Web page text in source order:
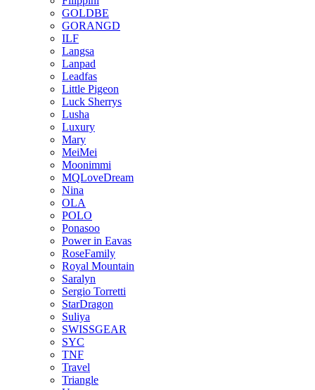
GOLDBE
GORANGD
ILF
Langsa
Lanpad
Leadfas
Little Pigeon
Luck Sherrys
Lusha
Luxury
Mary
MeiMei
Moonimmi
MQLoveDream
Nina
OLA
POLO
Ponasoo
Power in Eavas
RoseFamily
Royal Mountain
Saralyn
Sergio Torretti
StarDragon
Suliya
SWISSGEAR
SYC
TNF
Travel
Triangle